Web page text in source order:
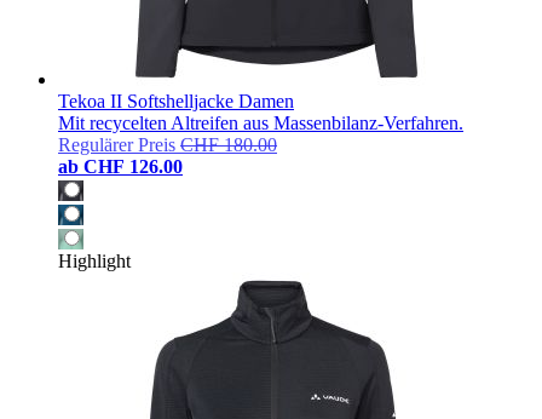
Tekoa II Softshelljacke Damen
Mit recycelten Altreifen aus Massenbilanz-Verfahren.
Regulärer Preis CHF 180.00
ab CHF 126.00
Highlight